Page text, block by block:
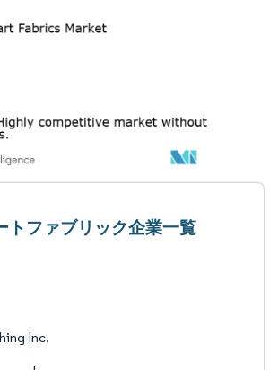
トファブリック企業一覧
Inc.